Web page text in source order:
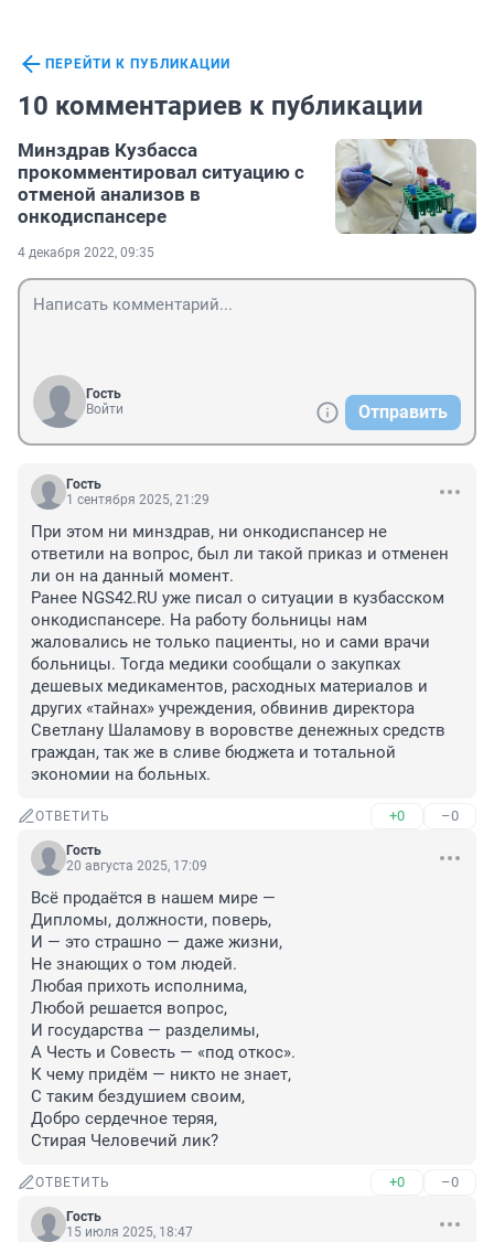
ПЕРЕЙТИ К ПУБЛИКАЦИИ
10 комментариев к публикации
Минздрав Кузбасса
прокомментировал ситуацию с
отменой анализов в
онкодиспансере
4 декабря 2022, 09:35
Гость
Войти
Отправить
Гость
1 сентября 2025, 21:29
При этом ни минздрав, ни онкодиспансер не
ответили на вопрос, был ли такой приказ и отменен
ли он на данный момент.
Ранее NGS42.RU уже писал о ситуации в кузбасском
онкодиспансере. На работу больницы нам
жаловались не только пациенты, но и сами врачи
больницы. Тогда медики сообщали о закупках
дешевых медикаментов, расходных материалов и
других «тайнах» учреждения, обвинив директора
Светлану Шаламову в воровстве денежных средств
граждан, так же в сливе бюджета и тотальной
экономии на больных.
ОТВЕТИТЬ +0 –0
Гость
20 августа 2025, 17:09
Всё продаётся в нашем мире —
Дипломы, должности, поверь,
И — это страшно — даже жизни,
Не знающих о том людей.
Любая прихоть исполнима,
Любой решается вопрос,
И государства — разделимы,
А Честь и Совесть — «под откос».
К чему придём — никто не знает,
С таким бездушием своим,
Добро сердечное теряя,
Стирая Человечий лик?
ОТВЕТИТЬ +0 –0
Гость
15 июля 2025, 18:47